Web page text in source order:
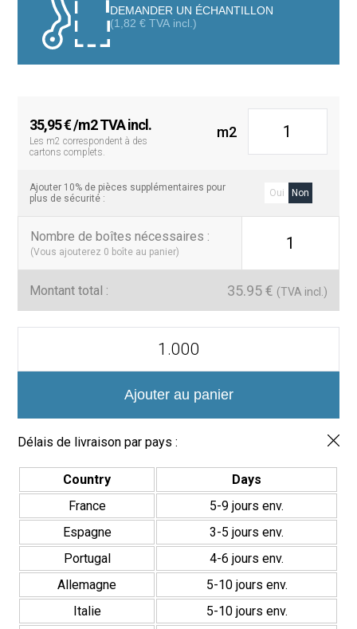
aesthetic that transforms both floors and walls in kitchens,
bathrooms, living rooms, or even terraces.
Thanks to its square format of 20×20 cm, the Havana tile is ideal
for creating striking visual compositions, whether used as a
high-traffic areas, maintaining its beauty over time
DEMANDER UN ÉCHANTILLON
(1,82 € TVA incl.)
35,95€/m2 TVA incl.
Les m2 correspondent à des
cartons complets.
m2
Ajouter 10% de pièces supplémentaires pour
plus de sécurité :
Oui Non
Nombre de boîtes nécessaires :
(Vous ajouterez 0 boîte au panier) 1
Montant total : 35.95 € (TVA incl.)
Ajouter au panier
Délais de livraison par pays :
Country
Days
France
5-9 jours env.
Espagne
3-5 jours env.
Portugal
4-6 jours env.
Allemagne
5-10 jours env.
Italie
5-10 jours env.